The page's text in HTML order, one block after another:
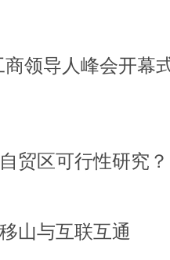
领导人峰会开幕
贸区可行性研究？
山与互联互通